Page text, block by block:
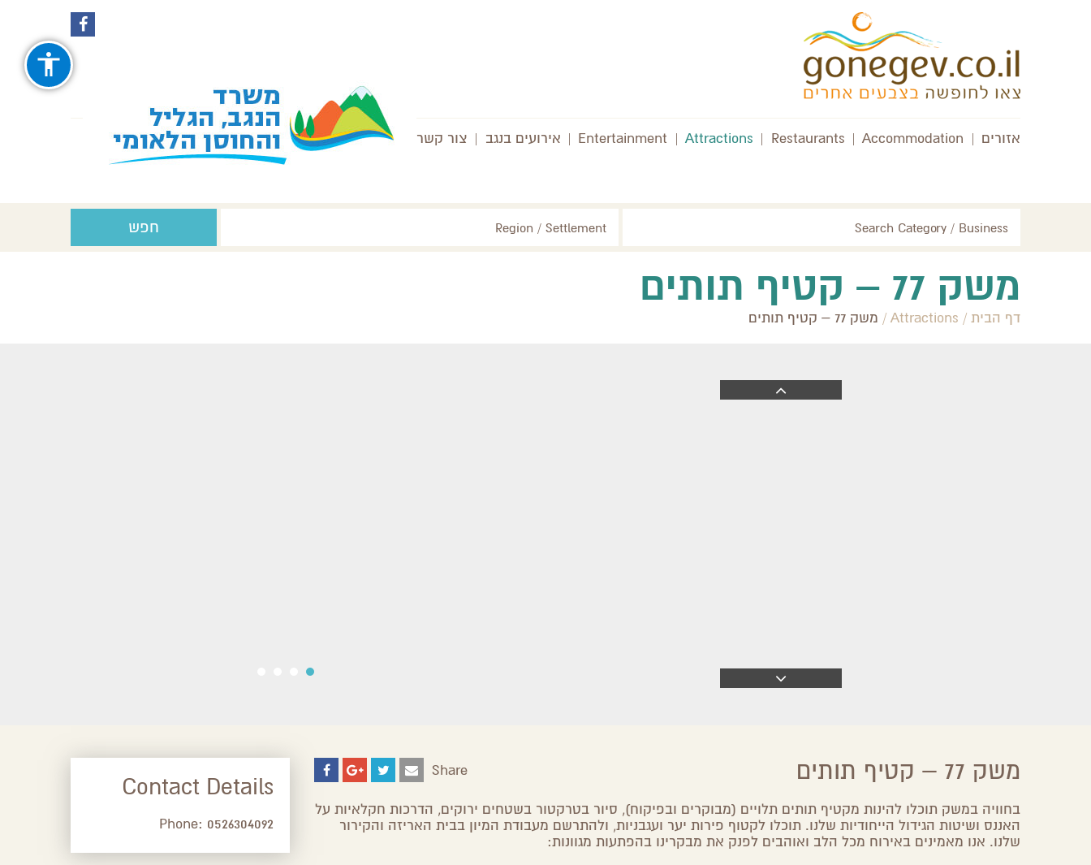
עקבו
אחרינו
ב-
Facebook
עקבו
Instagram
אזורים |
Accommodation
|
Restaurants
|
Attractions
|
Entertainment
| אירועים בנגב | צור קשר
Search Category / Business
Region / Settlement חפש
משק 77 – קטיף תותים
דף הבית /
Attractions
/ משק 77 – קטיף תותים
Contact Details
Phone: 0526304092
משק 77 – קטיף תותים Share
Plus
בחוויה במשק תוכלו להינות מקטיף תותים תלויים (מבוקרים ובפיקוח), סיור בטרקטור בשטחים ירוקים, הדרכות חקלאיות על
האננס ושיטות הגידול הייחודיות שלנו. תוכלו לקטוף פירות יער ועגבניות, ולהתרשם מעבודת המיון בבית האריזה והקירור
שלנו. אנו מאמינים באירוח מכל הלב ואוהבים לפנק את מבקרינו בהפתעות מגוונות: